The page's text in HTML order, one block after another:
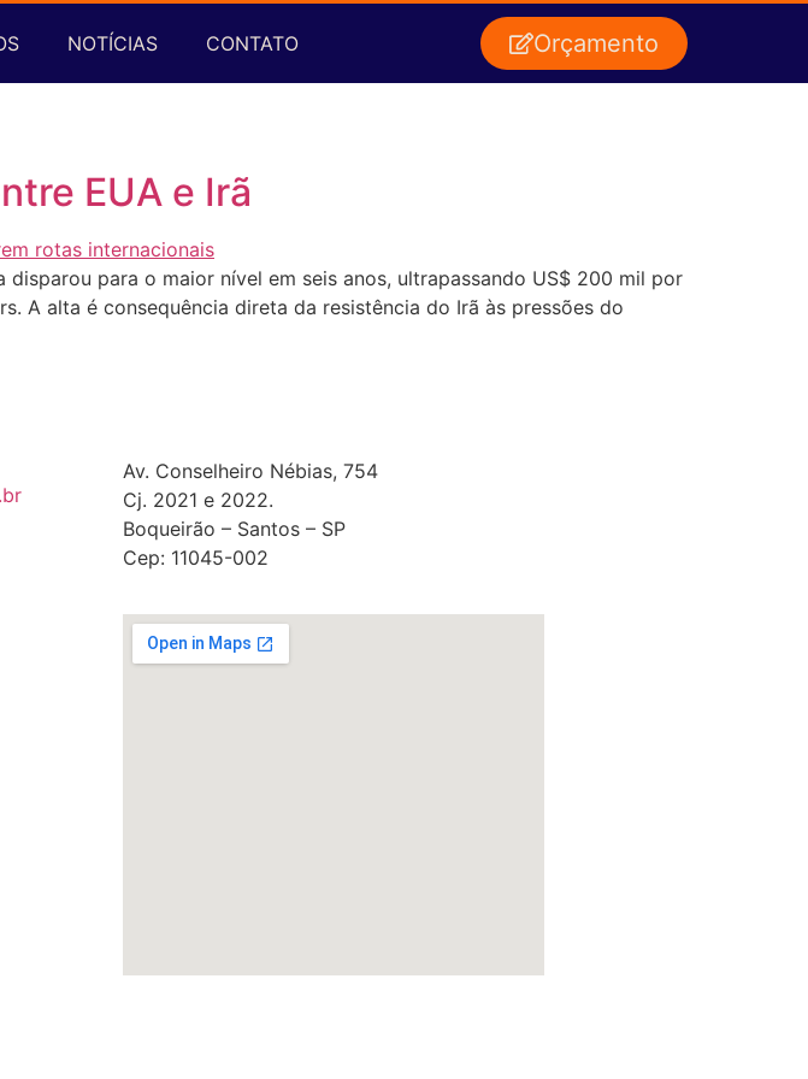
NOTÍCIAS CONTATO Orçamento
EUA e Irã
para o maior nível em seis anos, ultrapassando US$ 200 mil por
A alta é consequência direta da resistência do Irã às pressões do
Av. Conselheiro Nébias, 754
Cj. 2021 e 2022.
Boqueirão – Santos – SP
Cep: 11045-002